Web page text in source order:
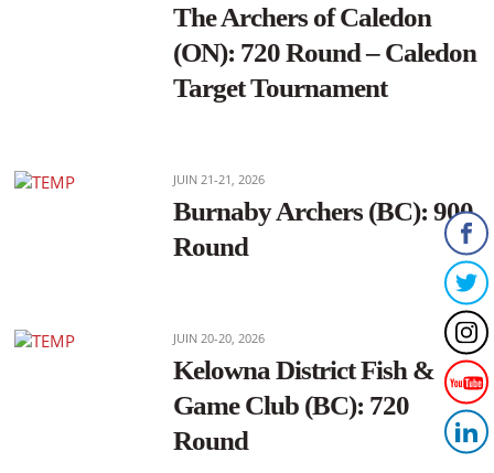
The Archers of Caledon
(ON): 720 Round – Caledon
Target Tournament
JUIN 21-21, 2026
Burnaby Archers (BC): 900
Round
JUIN 20-20, 2026
Kelowna District Fish &
Game Club (BC): 720
Round